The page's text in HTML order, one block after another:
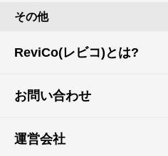
その他
ReviCo(レビコ)とは?
お問い合わせ
運営会社